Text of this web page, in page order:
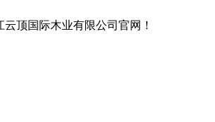
顶国际木业有限公司官网！